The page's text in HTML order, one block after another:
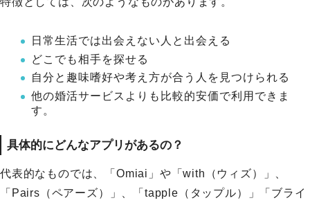
日常生活では出会えない人と出会える
どこでも相手を探せる
自分と趣味嗜好や考え方が合う人を見つけられる
他の婚活サービスよりも比較的安価で利用できま
す。
具体的にどんなアプリがあるの？
代表的なものでは、「Omiai」や「with（ウィズ）」、
「Pairs（ペアーズ）」、「tapple（タップル）」「ブライ